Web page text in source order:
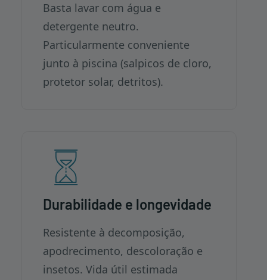
Basta lavar com água e
detergente neutro.
Particularmente conveniente
junto à piscina (salpicos de cloro,
protetor solar, detritos).
Durabilidade e longevidade
Resistente à decomposição,
apodrecimento, descoloração e
insetos. Vida útil estimada